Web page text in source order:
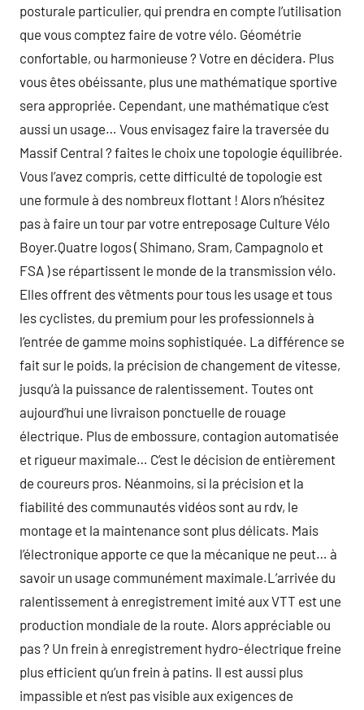
posturale particulier, qui prendra en compte l’utilisation
que vous comptez faire de votre vélo. Géométrie
confortable, ou harmonieuse ? Votre en décidera. Plus
vous êtes obéissante, plus une mathématique sportive
sera appropriée. Cependant, une mathématique c’est
aussi un usage… Vous envisagez faire la traversée du
Massif Central ? faites le choix une topologie équilibrée.
Vous l’avez compris, cette difficulté de topologie est
une formule à des nombreux flottant ! Alors n’hésitez
pas à faire un tour par votre entreposage Culture Vélo
Boyer.Quatre logos ( Shimano, Sram, Campagnolo et
FSA ) se répartissent le monde de la transmission vélo.
Elles offrent des vêtments pour tous les usage et tous
les cyclistes, du premium pour les professionnels à
l’entrée de gamme moins sophistiquée. La différence se
fait sur le poids, la précision de changement de vitesse,
jusqu’à la puissance de ralentissement. Toutes ont
aujourd’hui une livraison ponctuelle de rouage
électrique. Plus de embossure, contagion automatisée
et rigueur maximale… C’est le décision de entièrement
de coureurs pros. Néanmoins, si la précision et la
fiabilité des communautés vidéos sont au rdv, le
montage et la maintenance sont plus délicats. Mais
l’électronique apporte ce que la mécanique ne peut… à
savoir un usage communément maximale.L’arrivée du
ralentissement à enregistrement imité aux VTT est une
production mondiale de la route. Alors appréciable ou
pas ? Un frein à enregistrement hydro-électrique freine
plus efficient qu’un frein à patins. Il est aussi plus
impassible et n’est pas visible aux exigences de